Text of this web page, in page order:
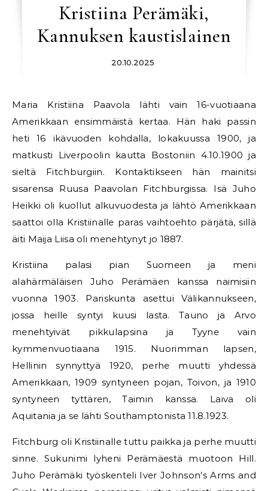
Kristiina Perämäki,
Kannuksen kaustislainen
20.10.2025
Maria Kristiina Paavola lähti vain 16-vuotiaana
Amerikkaan ensimmäistä kertaa. Hän haki passin
heti 16 ikävuoden kohdalla, lokakuussa 1900, ja
matkusti Liverpoolin kautta Bostoniin 4.10.1900 ja
sieltä Fitchburgiin. Kontaktikseen hän mainitsi
sisarensa Ruusa Paavolan Fitchburgissa. Isä Juho
Heikki oli kuollut alkuvuodesta ja lähtö Amerikkaan
saattoi olla Kristiinalle paras vaihtoehto pärjätä, sillä
äiti Maija Liisa oli menehtynyt jo 1887.
Kristiina palasi pian Suomeen ja meni
alahärmäläisen Juho Perämäen kanssa naimisiin
vuonna 1903. Pariskunta asettui Välikannukseen,
jossa heille syntyi kuusi lasta. Tauno ja Arvo
menehtyivät pikkulapsina ja Tyyne vain
kymmenvuotiaana 1915. Nuorimman lapsen,
Hellinin synnyttyä 1920, perhe muutti yhdessä
Amerikkaan, 1909 syntyneen pojan, Toivon, ja 1910
syntyneen tyttären, Taimin kanssa. Laiva oli
Aquitania ja se lähti Southamptonista 11.8.1923.
Fitchburg oli Kristiinalle tuttu paikka ja perhe muutti
sinne. Sukunimi lyheni Perämäestä muotoon Hill.
Juho Perämäki työskenteli Iver Johnson’s Arms and